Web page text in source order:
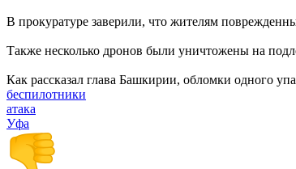
В прокуратуре заверили, что жителям
Также несколько дронов были уничтожены на
Как рассказал глава Башкирии, обломки одного
беспилотники
атака
Уфа